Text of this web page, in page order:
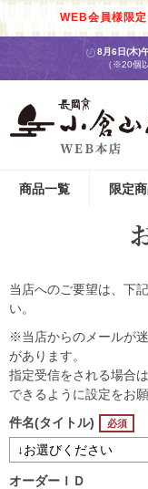
WEB会員様限
8月6日(木)
（※20個
商品一覧 限定
当店へのご要望は、下
い。
※当店からのメールが
があります。
指定受信をされる場合
できるように設定をお
件名(タイトル)
オーダーＩＤ